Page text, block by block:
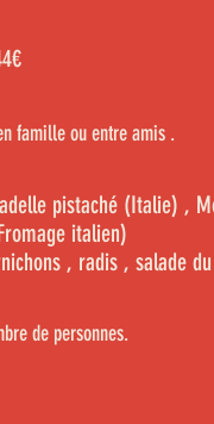
€
famille ou entre amis .
pistaché (Italie) ,
italien)
, radis , salade
de personnes.